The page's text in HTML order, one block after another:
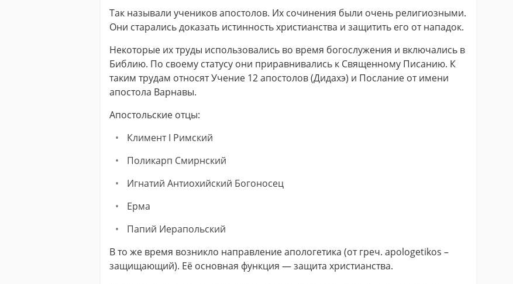
Так называли учеников апостолов. Их сочинения были очень религиозными.
Они старались доказать истинность христианства и защитить его от нападок.
Некоторые их труды использовались во время богослужения и включались в
Библию. По своему статусу они приравнивались к Священному Писанию. К
таким трудам относят Учение 12 апостолов (Дидахэ) и Послание от имени
апостола Варнавы.
Апостольские отцы:
Кли­мен­т I Рим­ский
Поликарп Смирнский
Иг­на­тий Ан­ти­охий­ский Бо­го­нос­ец
Ерма
Папий Иерапольский
В то же время возникло направление апологетика (от греч. apologetikos –
защищающий). Её основная функция — защита христианства.